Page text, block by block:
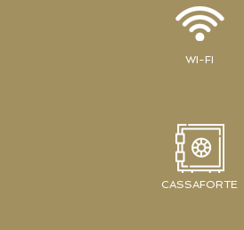
WI-FI
CASSAFORTE